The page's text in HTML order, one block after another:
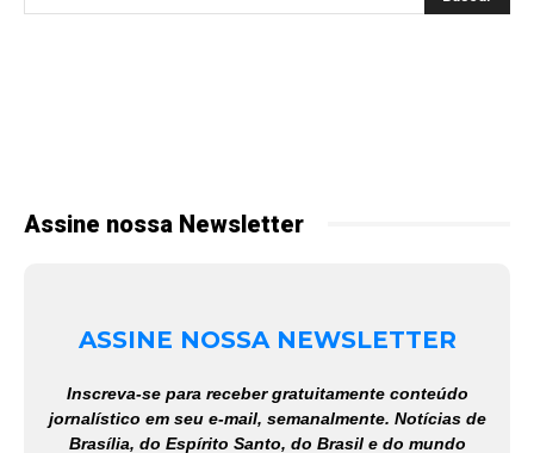
Assine nossa Newsletter
ASSINE NOSSA NEWSLETTER
Inscreva-se para receber gratuitamente conteúdo
jornalístico em seu e-mail, semanalmente. Notícias de
Brasília, do Espírito Santo, do Brasil e do mundo